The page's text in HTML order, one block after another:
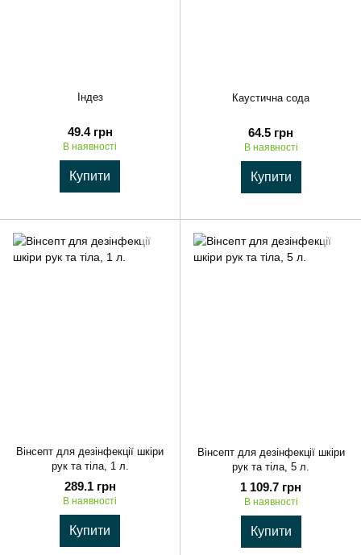
Індез
49.4 грн
В наявності
Купити
Каустична сода
64.5 грн
В наявності
Купити
Вінсепт для дезінфекції шкіри
рук та тіла, 1 л.
289.1 грн
В наявності
Купити
Вінсепт для дезінфекції шкіри
рук та тіла, 5 л.
1 109.7 грн
В наявності
Купити